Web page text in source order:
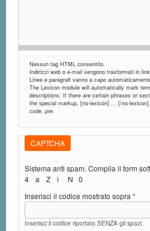
Nessun tag HTML consentito.
Indirizzi web o e-mail vengono trasformati in
Linee e paragrafi vanno a capo
The Lexicon module will automatically mark
descriptions. If there are certain phrases or
the special markup, [no-lexicon] ... [/no-
code, pre.
CAPTCHA
Sistema anti spam. Compila il form
0
N
i
Z
a
4
Inserisci il codice mostrato sopra *
Inserisci il codice riportato SENZA gli spazi.